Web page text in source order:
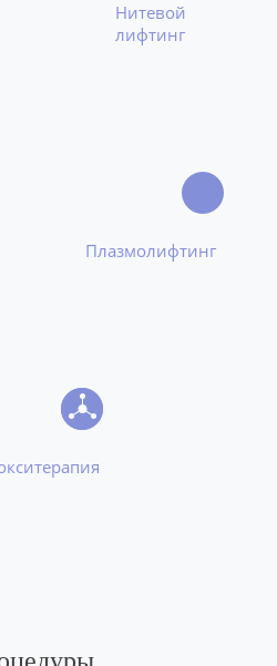
Нитевой
лифтинг
Плазмолифтинг